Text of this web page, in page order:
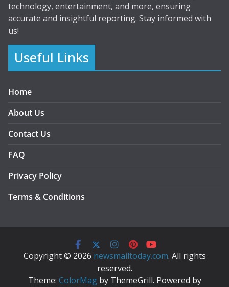
technology, entertainment, and more, ensuring
accurate and insightful reporting. Stay informed with
us!
Useful Links
Home
About Us
Contact Us
FAQ
Privacy Policy
Terms & Conditions
Copyright © 2026 newsmailtoday.com. All rights
reserved.
Theme: ColorMagby ThemeGrill. Powered by